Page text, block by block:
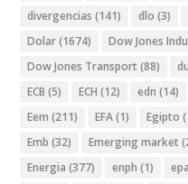
divergencias (141) dlo (3)
Dolar(1674) Dow Jones
Dow Jones Transport (88)
ECB (5) ECH (12) edn (14)
Eem (211) EFA(1) Egipto
Emb (32) Emerging market
Energia (377) enph (1)